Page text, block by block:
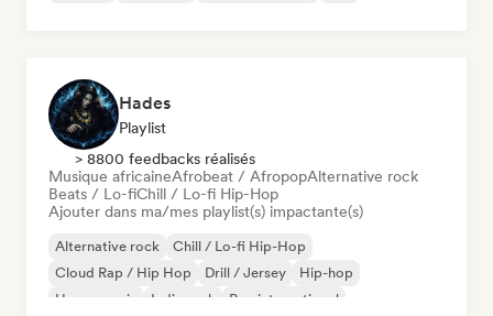
Hades
Playlist
> 8800 feedbacks réalisés
Musique africaineAfrobeat / AfropopAlternative rock
Beats / Lo-fiChill / Lo-fi Hip-Hop
Ajouter dans ma/mes playlist(s) impactante(s)
Alternative rock
Chill / Lo-fi Hip-Hop
Cloud Rap / Hip Hop
Drill / Jersey
Hip-hop
House music
Indie rock Rap international